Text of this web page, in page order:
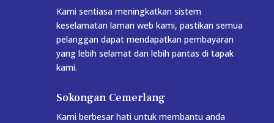
Kami sentiasa meningkatkan sistem
keselamatan laman web kami, pastikan semua
pelanggan dapat mendapatkan pembayaran
yang lebih selamat dan lebih pantas di tapak
kami.
Sokongan Cemerlang
Kami berbesar hati untuk membantu anda